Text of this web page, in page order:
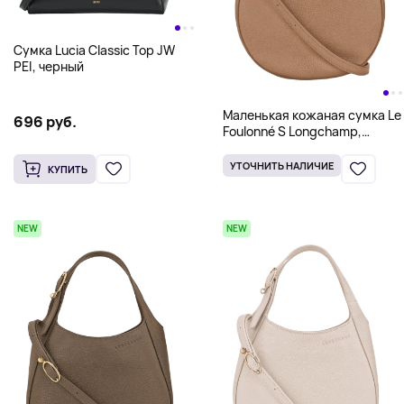
Сумка Lucia Classic Top JW
PEI, черный
696 руб.
КУПИТЬ
Маленькая кожаная сумка Le
Foulonné S Longchamp,
УТОЧНИТЬ НАЛИЧИЕ
NEW NEW